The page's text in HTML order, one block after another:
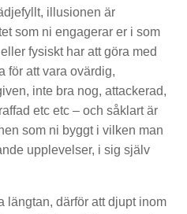
illusionen är
som ni engagerar er i som
fysiskt har att göra med
för att vara ovärdig,
inte bra nog, attackerad,
etc etc – och såklart är
som ni byggt i vilken man
upplevelser, i sig själv
längtan, därför att djupt inom